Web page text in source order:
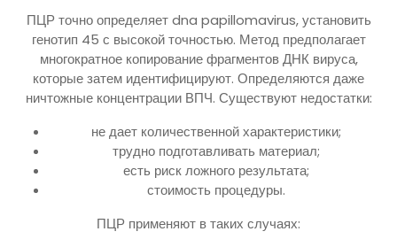
ПЦР точно определяет dna papillomavirus, установить
генотип 45 с высокой точностью. Метод предполагает
многократное копирование фрагментов ДНК вируса,
которые затем идентифицируют. Определяются даже
ничтожные концентрации ВПЧ. Существуют недостатки:
не дает количественной характеристики;
трудно подготавливать материал;
есть риск ложного результата;
стоимость процедуры.
ПЦР применяют в таких случаях: